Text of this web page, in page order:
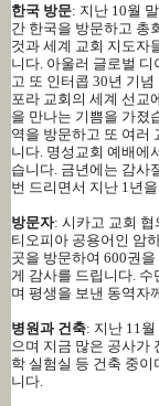
한국 방문: 지난 10월
간 한국을 방문하고 총
것과 세계 교회 지도자
니다 아울러 글로벌
고 또 인터콥 30년 기념
포라 교회의 세계 선교
을 만나는 기쁨을 가졌
역을 방문하고 또 여러
니다 명성교회 예배에
습니다 금년에는 감사
번 드리면서 지난 1 년
방문자: 시카고 교회 협
티오피아 공용어인 암
곳을 방문하여 600권
게 감사를 드립니다 수
며 평생을 보낸 동역자
병원과 건축: 지난 11 월
으며 지금 많은 공사가
학 실험실 등 건축 중
니다